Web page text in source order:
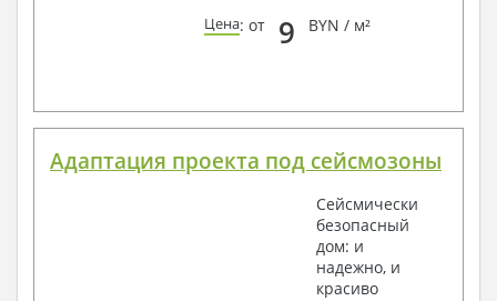
Цена: от 9 BYN / м²
Адаптация проекта под сейсмозоны
Сейсмически
безопасный
дом: и
надежно, и
красиво